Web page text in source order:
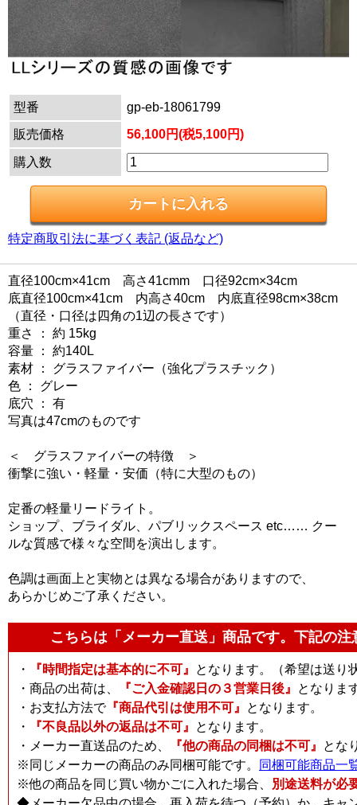
型番
gp-eb-18061799
販売価格
56,100円(税5,100円)
購入数
特定商取引法に基づく表記 (返品など)
直径100cm×41cm 高さ41cmm 口径92cm×34cm
底直径100cm×41cm 内高さ40cm 内底直径98cm×38cm
（直径・口径は四角の1辺の長さです）
重さ ： 約 15kg
容量 ： 約140L
素材 ： グラスファイバー（強化プラスチック）
色 ： グレー
底穴 ： 有
写真は47cmのものです
＜ グラスファイバーの特徴 ＞
衝撃に強い・軽量・安価（特に大型のもの）
定番の軽量リードライト。
ショップ、ブライダル、パブリックスペース etc…… クー
ルな質感で様々な空間を演出します。
色調は画面上と実物とは異なる場合がありますので、
あらかじめご了承ください。
こちらは「メーカー直送」商品です。下記の
・ 『時間指定は基本的に不可』
となります。（希望は送り
・商品の出荷は、
『ご入金確認日の３営業日後』
となりま
・お支払方法で『商品代引は使用不可』
となります。
・
『不良品以外の返品は不可』
となります。
・メーカー直送品のため、
『他の商品の同梱は不可』
とな
※同じメーカーの商品のみ同梱可能です。
同梱可能商品一
※他の商品を同じ買い物かごに入れた場合、
別途送料が必